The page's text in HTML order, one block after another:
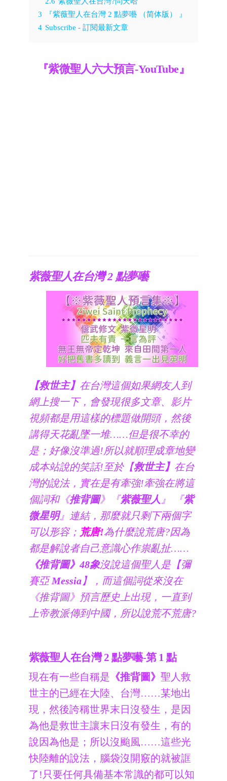
3
『紫薇聖人在台灣 2 點夢囈 （简体版） 』
4 Subscribe - 訂閱最新文章
『紫微聖人六大預言-YouTube』
紫薇聖人在台灣 2 點夢囈
【救世主】 在台灣這個如果網友人到
網上搜一下，會發現很多文章、影片
視頻都是用這樣的標題做開頭，然後
講得天花亂墜一堆……但是很不幸的
是；好像沒準過!所以就順理成章地變
成本站說的笑話!至於【救世主】 在台
灣的說法，實在是有牽強!牽強在將這
個詞和《推背圖》『紫薇聖人 』 『紫
微星明』連結，那麼就只剩下兩個字
可以形容； 荒唐!為什麼說荒唐?因為
都是解說者自己意識心作祟亂扯……
《推背圖》48象沒說這個聖人是【彌
賽亞Messia】，而這個詞從來沒在
《推背圖》預言歷史上出現，一直到
上帝教派傳到中國，所以說荒不荒唐?
紫薇聖人在台灣 2 點夢囈-第 1 點
現在有一些自稱是 《推背圖》 聖人救
世主的已經在大陸、台灣……某地出
現，然後誇稱世界末日沒發生，是因
為他是救世主讓末日沒有發生，有的
說因為他是；所以沒颱風……這些光
快陸離的說法，腦袋沒開竅的就被誆
了!只要任何具備基本常識的都可以知